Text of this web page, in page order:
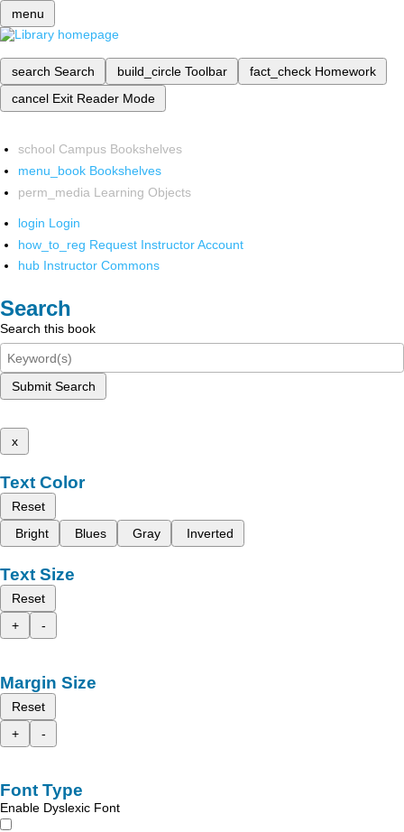
menu
search Search build_circle Toolbar fact_check Homework
cancel Exit Reader Mode
school Campus Bookshelves
menu_book Bookshelves
perm_media Learning Objects
login Login
how_to_reg Request Instructor Account
hub Instructor Commons
Search
Search this book
Submit Search
x
Text Color
Reset
Bright
Blues Gray Inverted
Text Size
Reset
+
-
Margin Size
Reset
+
-
Font Type
Enable Dyslexic Font